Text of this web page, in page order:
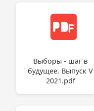
Выборы - шаг в
будущее. Выпуск V
2021.pdf